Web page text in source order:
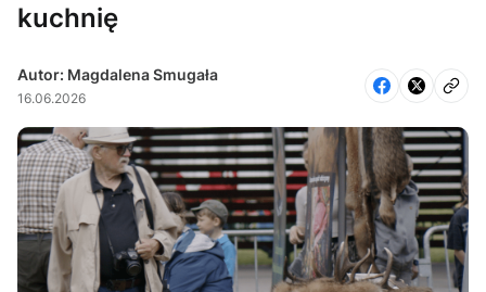
kuchnię
Autor: Magdalena Smugała
16.06.2026